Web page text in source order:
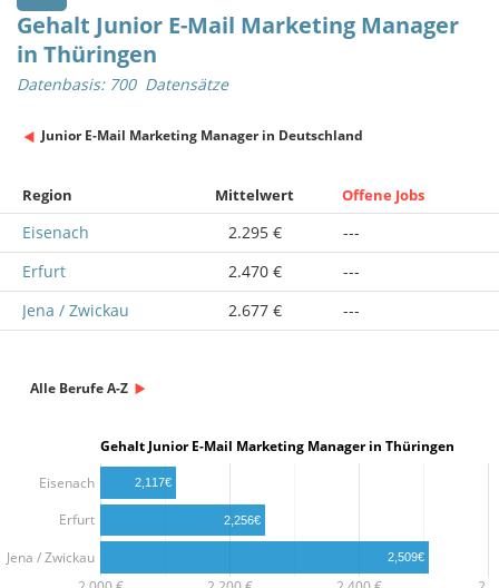
Gehalt Junior E-Mail Marketing Manager
in Thüringen
Datenbasis: 700 Datensätze
Junior E-Mail Marketing Manager in Deutschland
Region Mittelwert Offene Jobs
Eisenach 2.295 €
---
Erfurt
2.470 €
---
Jena / Zwickau
2.677 € ---
Alle Berufe A-Z
Gehalt Junior E-Mail Marketing Manager in Thüringen
Eisenach
Erfurt
Jena / Zwickau
2,117€
2,256€
2,509€